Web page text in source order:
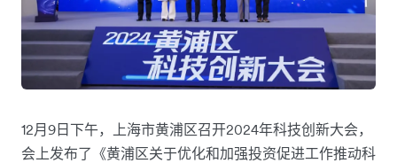
12月9日下午，上海市黄浦区召开2024年科技创新大会，
会上发布了《黄浦区关于优化和加强投资促进工作推动科